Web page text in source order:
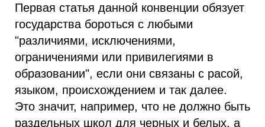
Первая статья данной конвенции обязует
государства бороться с любыми
"различиями, исключениями,
ограничениями или привилегиями в
образовании", если они связаны с расой,
языком, происхождением и так далее.
Это значит, например, что не должно быть
раздельных школ для черных и белых, а